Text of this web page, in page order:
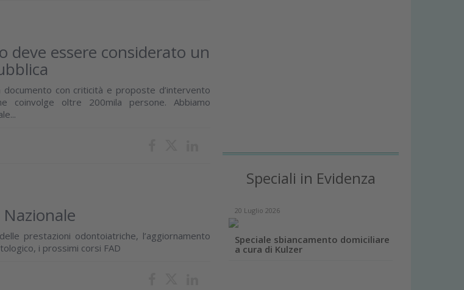
deve essere considerato un
documento con criticità e proposte d’intervento
coinvolge oltre 200mila persone. Abbiamo
prestazioni odontoiatriche, l’aggiornamento
i prossimi corsi FAD
Speciali in Evidenza
20 Luglio 2026
Speciale sbiancamento domiciliare
a cura di Kulzer